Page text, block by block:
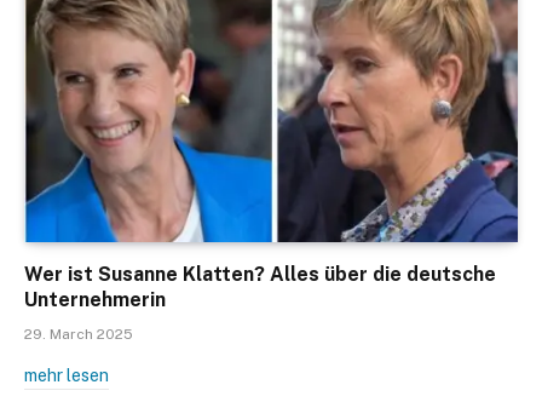
Wer ist Susanne Klatten? Alles über die deutsche
Unternehmerin
29. March 2025
mehr lesen